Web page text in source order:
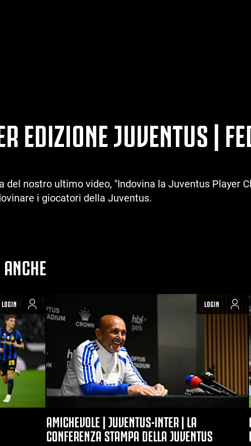
EDIZIONE JUVENTUS |
nostro ultimo video, "Indovina la Juventus Player
i giocatori della Juventus.
LOGIN LOGIN
AMICHEVOLE | JUVENTUS-INTER | LA
CONFERENZA STAMPA DELLA JUVENTUS